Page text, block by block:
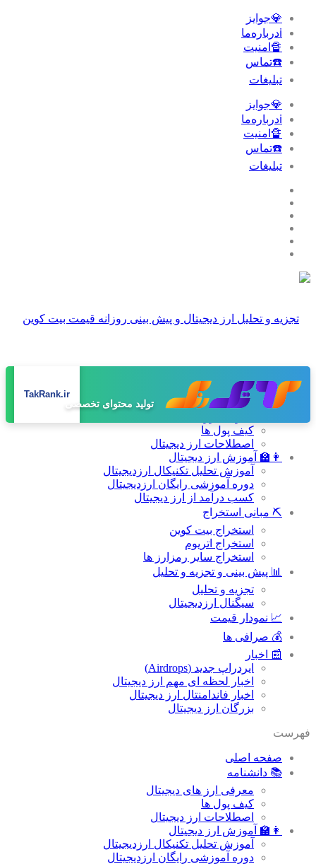
💎جوایز
ℹ️درباره‌ما
🔏امنیت
☎️تماس
تبلیغات‌
💎جوایز
ℹ️درباره‌ما
🔏امنیت
☎️تماس
تبلیغات‌
تولید محتوای تخصصی
TakRank.ir
صفحه اصلی
📚 دانشنامه
کیف پول ها
اصطلاحات ارز دیجیتال
👩‍🏫 آموزش ارز دیجیتال
آموزش تحلیل تکنیکال ارزدیجیتال
دوره آموزشی رایگان ارزدیجیتال
کسب درآمد از ارز دیجیتال
⛏ مبانی استخراج
استخراج بیت کوین
استخراج اتریوم
استخراج سایر رمزارز ها
📊 پیش بینی و تجزیه و تحلیل
تجزیه و تحلیل
سیگنال ارزدیجیتال
📈 نمودار قیمت
💰 صرافی ها
📰 اخبار
ایردراپ جدید (Airdrops)
اخبار لحظه ای مهم ارز دیجیتال
اخبار فاندامنتال ارز دیجیتال
بزرگان ارز دیجیتال
فهرست
صفحه اصلی
📚 دانشنامه
معرفی ارز های دیجیتال
کیف پول ها
اصطلاحات ارز دیجیتال
👩‍🏫 آموزش ارز دیجیتال
آموزش تحلیل تکنیکال ارزدیجیتال
دوره آموزشی رایگان ارزدیجیتال